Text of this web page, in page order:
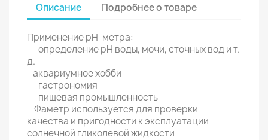
Описание Подробнее о товаре
Применение pH-метра:
- определение pH воды, мочи, сточных вод и т.
д.
- аквариумное хобби
- гастрономия
- пищевая промышленность
Фаметр используется для проверки
качества и пригодности к эксплуатации
солнечной гликолевой жидкости